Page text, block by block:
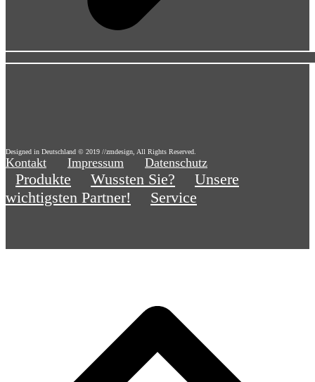
Designed in Deutschland © 2019 //zmdesign, All Rights Reserved.
Kontakt Impressum Datenschutz
Produkte Wussten Sie?
Unsere
wichtigsten Partner!
Service